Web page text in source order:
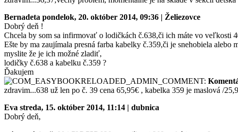
Bernadeta pondelok, 20. október 2014, 09:36 | Želiezovce
Dobrý deň !
Chcela by som sa infirmovať o lodičkách č.638,či ich máte vo veľkosti
Ešte by ma zaujímala presná farba kabelky č.359,či je snehobiela alebo
myslite že je ich možné zladiť,
lodičky č.638 a kabelku č.359 ?
Ďakujem
zdravim...638 už len po č. 39 cena 65,95€ , kabelka 359 je maslová /
Eva streda, 15. október 2014, 11:14 | dubnica
Dobrý deň,